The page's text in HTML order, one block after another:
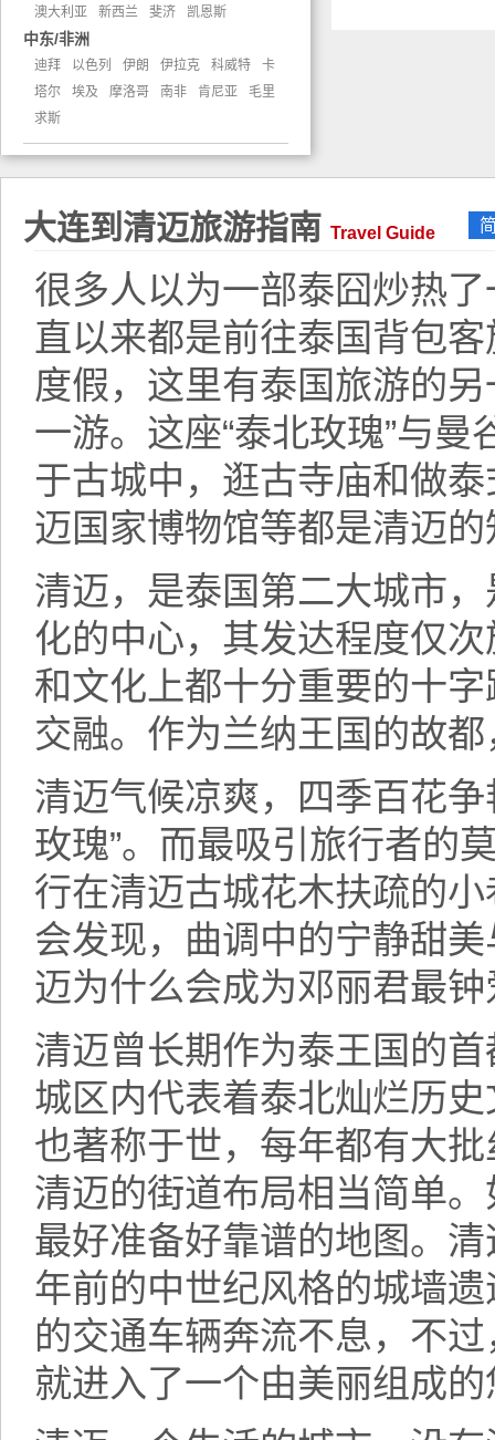
澳大利亚 新西兰 斐济 凯恩斯
中东/非洲
迪拜 以色列 伊朗 伊拉克 科威特
卡
塔尔
埃及 摩洛哥 南非 肯尼亚
毛里
求斯
大连到清迈旅游指南 Travel Guide
很多人以为一部泰囧炒热
直以来都是前往泰国背包
度假，这里有泰国旅游的
一游。这座“泰北玫瑰”与
于古城中，逛古寺庙和做
迈国家博物馆等都是清迈
清迈，是泰国第二大城市
化的中心，其发达程度仅
和文化上都十分重要的十
交融。作为兰纳王国的故
清迈气候凉爽，四季百花
玫瑰”。而最吸引旅行者的
行在清迈古城花木扶疏的
会发现，曲调中的宁静甜
迈为什么会成为邓丽君最
清迈曾长期作为泰王国的
城区内代表着泰北灿烂历
也著称于世，每年都有大
清迈的街道布局相当简单
最好准备好靠谱的地图。
年前的中世纪风格的城墙
的交通车辆奔流不息，不
就进入了一个由美丽组成